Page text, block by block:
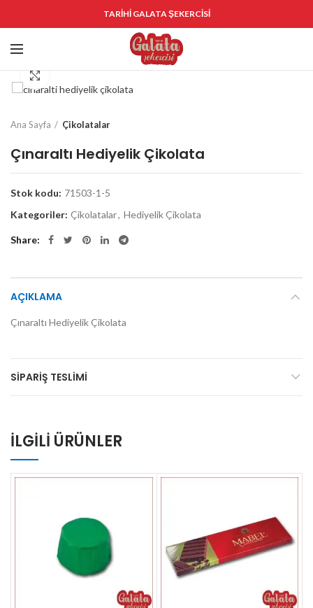
TARİHİ GALATA ŞEKERCİSİ
Ana Sayfa Çikolatalar
Çınaraltı Hediyelik Çikolata
Stok kodu: 71503-1-5
Kategoriler: Çikolatalar, Hediyelik Çikolata
Share
AÇIKLAMA
Çınaraltı Hediyelik Çikolata
SIPARIŞ TESLIMI
İLGILI ÜRÜNLER